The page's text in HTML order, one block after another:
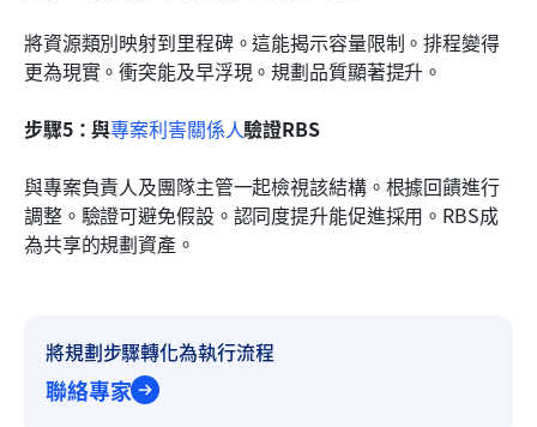
將資源類別映射到里程碑。這能揭示容量限制。排程變得
更為現實。衝突能及早浮現。規劃品質顯著提升。
步驟5：與專案利害關係人驗證RBS
與專案負責人及團隊主管一起檢視該結構。根據回饋進行
調整。驗證可避免假設。認同度提升能促進採用。RBS成
為共享的規劃資產。
將規劃步驟轉化為執行流程
聯絡專家